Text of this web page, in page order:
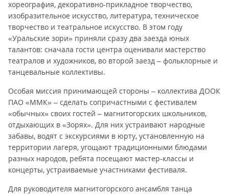
хореография, декоративно-прикладное творчество,
изобразительное искусство, литература, техническое
творчество и театральное искусство. В этом году
«Уральские зори» приняли сразу два заезда юных
талантов: сначала гости центра оценивали мастерство
театралов и художников, во второй заезд – фольклорные и
танцевальные коллективы.
Особая миссия принимающей стороны – коллектива ДООК
ПАО «ММК» – сделать сопричастными с фестивалем
«обычных» своих гостей – магнитогорских школьников,
отдыхающих в «Зорях». Для них устраивают народные
забавы, водят с экскурсиями в юрту, установленную на
территории лагеря, угощают традиционными блюдами
разных народов, ребята посещают мастер-классы и
концерты, устраиваемые участниками фестиваля.
Для руководителя магнитогорского ансамбля танца